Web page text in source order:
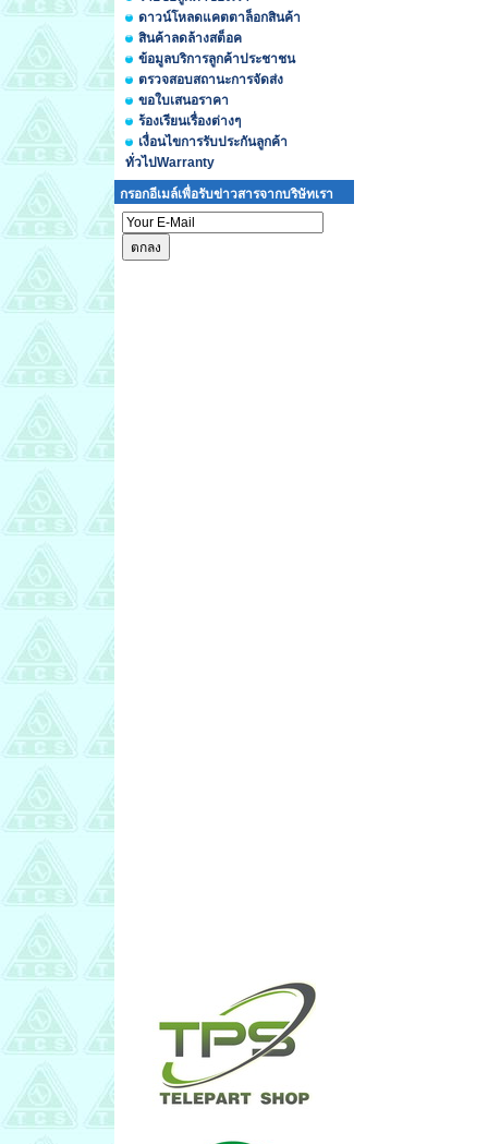
ดาวน์โหลดแคตตาล็อกสินค้า
สินค้าลดล้างสต็อค
ข้อมูลบริการลูกค้าประชาชน
ตรวจสอบสถานะการจัดส่ง
ขอใบเสนอราคา
ร้องเรียนเรื่องต่างๆ
เงื่อนไขการรับประกันลูกค้า
ทั่วไปWarranty
กรอกอีเมล์เพื่อรับข่าวสารจากบริษัทเรา